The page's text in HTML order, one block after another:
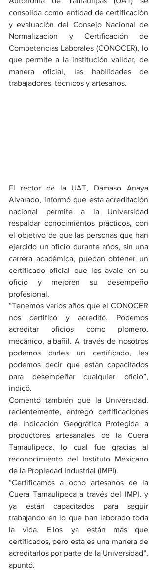
consolida como entidad de certificación
y evaluación del Consejo Nacional de
Normalización y Certificación de
Competencias Laborales (CONOCER), lo
que permite a la institución validar, de
manera oficial, las habilidades de
trabajadores, técnicos y artesanos.
El rector de la UAT, Dámaso Anaya
Alvarado, informó que esta acreditación
nacional permite a la Universidad
respaldar conocimientos prácticos, con
el objetivo de que las personas que han
ejercido un oficio durante años, sin una
carrera académica, puedan obtener un
certificado oficial que los avale en su
oficio y mejoren su desempeño
profesional.
“Tenemos varios años que el CONOCER
nos certificó y acreditó. Podemos
acreditar oficios como plomero,
mecánico, albañil. A través de nosotros
podemos darles un certificado, les
podemos decir que están capacitados
para desempeñar cualquier oficio”,
indicó.
Comentó también que la Universidad,
recientemente, entregó certificaciones
de Indicación Geográfica Protegida a
productores artesanales de la Cuera
Tamaulipeca, lo cual fue gracias al
reconocimiento del Instituto Mexicano
de la Propiedad Industrial (IMPI).
“Certificamos a ocho artesanos de la
Cuera Tamaulipeca a través del IMPI, y
ya están capacitados para seguir
trabajando en lo que han laborado toda
la vida. Ellos ya están más que
certificados, pero esta es una manera de
acreditarlos por parte de la Universidad”,
apuntó.